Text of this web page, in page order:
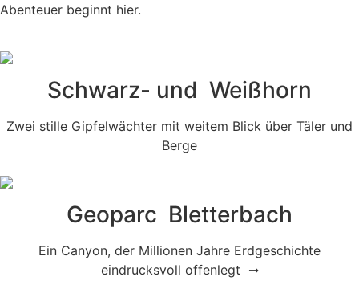
Abenteuer beginnt hier.
Schwarz- und Weißhorn
Zwei stille Gipfelwächter mit weitem Blick über Täler und
Berge
Geoparc Bletterbach
Ein Canyon, der Millionen Jahre Erdgeschichte
eindrucksvoll offenlegt ➞